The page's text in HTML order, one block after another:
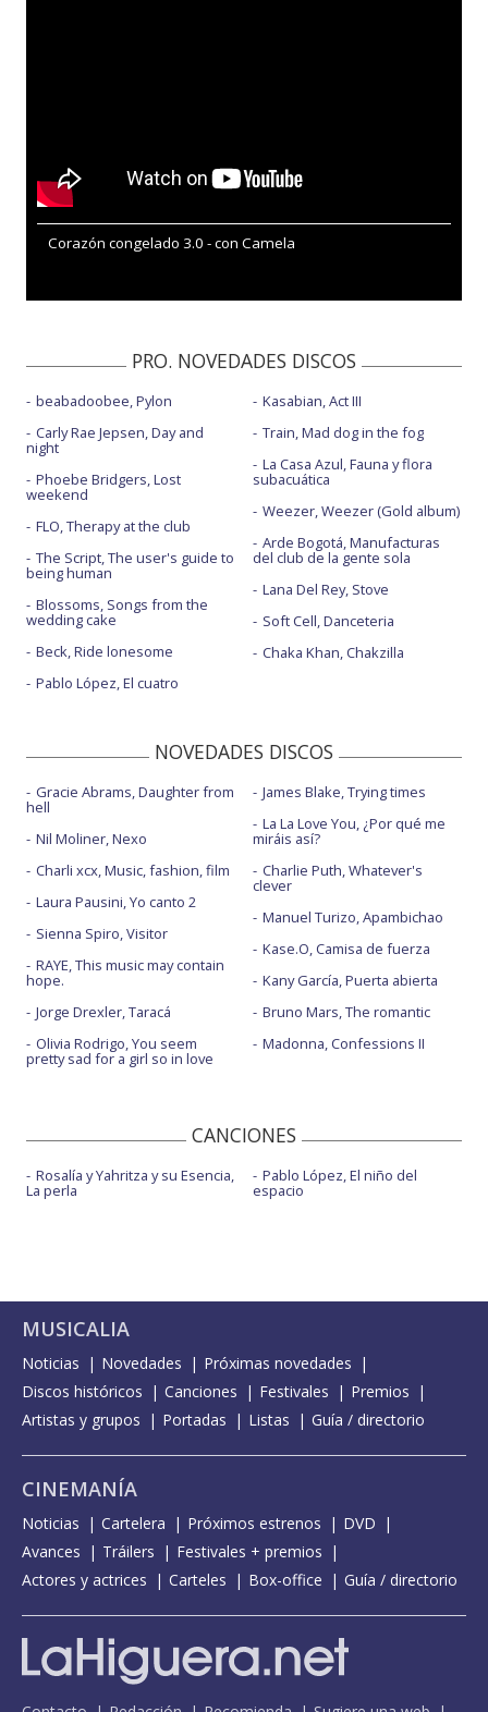
Corazón congelado 3.0 - con Camela
PRO. NOVEDADES DISCOS
beabadoobee, Pylon
Carly Rae Jepsen, Day and
night
Phoebe Bridgers, Lost
weekend
FLO, Therapy at the club
The Script, The user's guide to
being human
Blossoms, Songs from the
wedding cake
Beck, Ride lonesome
Pablo López, El cuatro
Kasabian, Act III
Train, Mad dog in the fog
La Casa Azul, Fauna y flora
subacuática
Weezer, Weezer (Gold album)
Arde Bogotá, Manufacturas
del club de la gente sola
Lana Del Rey, Stove
Soft Cell, Danceteria
Chaka Khan, Chakzilla
NOVEDADES DISCOS
Gracie Abrams, Daughter from
hell
Nil Moliner, Nexo
Charli xcx, Music, fashion, film
Laura Pausini, Yo canto 2
Sienna Spiro, Visitor
RAYE, This music may contain
hope.
Jorge Drexler, Taracá
Olivia Rodrigo, You seem
pretty sad for a girl so in love
James Blake, Trying times
La La Love You, ¿Por qué me
miráis así?
Charlie Puth, Whatever's
clever
Manuel Turizo, Apambichao
Kase.O, Camisa de fuerza
Kany García, Puerta abierta
Bruno Mars, The romantic
Madonna, Confessions II
CANCIONES
Rosalía y Yahritza y su Esencia,
La perla
Pablo López, El niño del
espacio
MUSICALIA
Noticias Novedades
Próximas novedades
Discos históricos
Canciones Festivales
Premios
Artistas y grupos
Portadas Listas Guía / directorio
CINEMANÍA
Noticias Cartelera Próximos estrenos
DVD
Avances
Tráilers
Festivales + premios
Actores y actrices
Carteles Box-office Guía / directorio